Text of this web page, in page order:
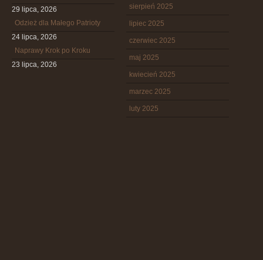
29 lipca, 2026
Odzież dla Małego Patrioty
24 lipca, 2026
Naprawy Krok po Kroku
23 lipca, 2026
sierpień 2025
lipiec 2025
czerwiec 2025
maj 2025
kwiecień 2025
marzec 2025
luty 2025